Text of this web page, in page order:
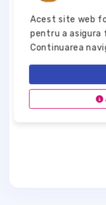
Acest site web
pentru a asigura
Continuarea